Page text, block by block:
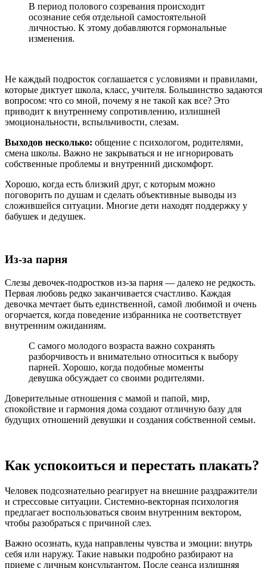
В период полового созревания происходит
осознание себя отдельной самостоятельной
личностью. К этому добавляются гормональные
изменения.
Не каждый подросток соглашается с условиями и правилами,
которые диктует школа, класс, учителя. Большинство задаются
вопросом: что со мной, почему я не такой как все? Это
приводит к внутреннему сопротивлению, излишней
эмоциональности, вспыльчивости, слезам.
Выходов несколько: общение с психологом, родителями,
смена школы. Важно не закрываться и не игнорировать
собственные проблемы и внутренний дискомфорт.
Хорошо, когда есть близкий друг, с которым можно
поговорить по душам и сделать объективные выводы из
сложившейся ситуации. Многие дети находят поддержку у
бабушек и дедушек.
Из-за парня
Слезы девочек-подростков из-за парня — далеко не редкость.
Первая любовь редко заканчивается счастливо. Каждая
девочка мечтает быть единственной, самой любимой и очень
огорчается, когда поведение избранника не соответствует
внутренним ожиданиям.
С самого молодого возраста важно сохранять
разборчивость и внимательно относиться к выбору
парней. Хорошо, когда подобные моменты
девушка обсуждает со своими родителями.
Доверительные отношения с мамой и папой, мир,
спокойствие и гармония дома создают отличную базу для
будущих отношений девушки и создания собственной семьи.
Как успокоиться и перестать плакать?
Человек подсознательно реагирует на внешние раздражители
и стрессовые ситуации. Системно-векторная психология
предлагает воспользоваться своим внутренним вектором,
чтобы разобраться с причиной слез.
Важно осознать, куда направлены чувства и эмоции: внутрь
себя или наружу. Такие навыки подробно разбирают на
приеме с личным консультантом. После сеанса излишняя